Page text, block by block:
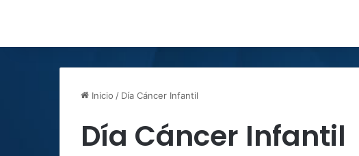
Inicio / Día Cáncer Infantil
Día Cáncer Infantil